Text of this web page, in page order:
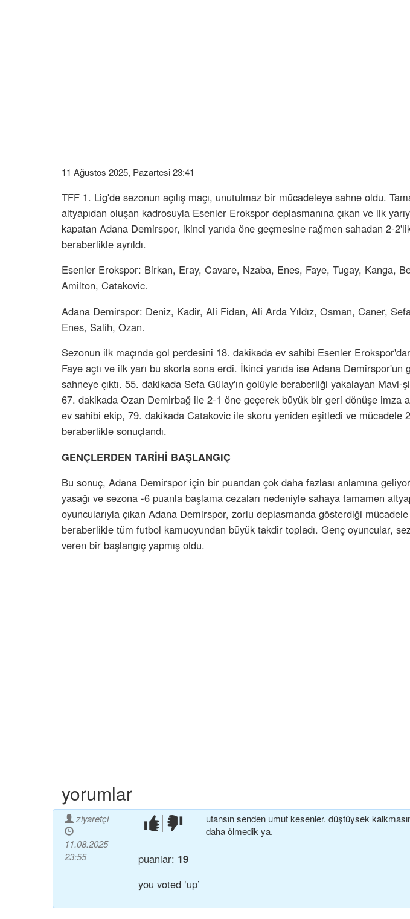
11 Ağustos 2025, Pazartesi 23:41
TFF 1. Lig'de sezonun açılış maçı, unutulmaz bir mücadeleye sahne oldu.
altyapıdan oluşan kadrosuyla Esenler Erokspor deplasmanına çıkan ve ilk
kapatan Adana Demirspor, ikinci yarıda öne geçmesine rağmen sahadan 2-
beraberlikle ayrıldı.
Esenler Erokspor: Birkan, Eray, Cavare, Nzaba, Enes, Faye, Tugay, Kanga,
Amilton, Catakovic.
Adana Demirspor: Deniz, Kadir, Ali Fidan, Ali Arda Yıldız, Osman, Caner,
Enes, Salih, Ozan.
Sezonun ilk maçında gol perdesini 18. dakikada ev sahibi Esenler
Faye açtı ve ilk yarı bu skorla sona erdi. İkinci yarıda ise Adana Demirspor'un
sahneye çıktı. 55. dakikada Sefa Gülay'ın golüyle beraberliği yakalayan Mavi-
67. dakikada Ozan Demirbağ ile 2-1 öne geçerek büyük bir geri dönüşe imza
ev sahibi ekip, 79. dakikada Catakovic ile skoru yeniden eşitledi ve mücadele
beraberlikle sonuçlandı.
GENÇLERDEN TARİHİ BAŞLANGIÇ
Bu sonuç, Adana Demirspor için bir puandan çok daha fazlası anlamına
yasağı ve sezona -6 puanla başlama cezaları nedeniyle sahaya tamamen
oyuncularıyla çıkan Adana Demirspor, zorlu deplasmanda gösterdiği mücadele
beraberlikle tüm futbol kamuoyundan büyük takdir topladı. Genç oyuncular,
veren bir başlangıç yapmış oldu.
yorumlar
ziyaretçi
11.08.2025
23:55
beğendim!beğenmedim!
puanlar: 19
you voted ‘up’
utansın senden umut kesenler. düştüysek
daha ölmedik ya.